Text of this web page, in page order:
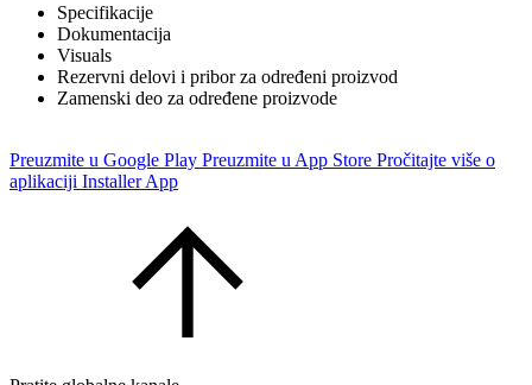
Specifikacije
Dokumentacija
Visuals
Rezervni delovi i pribor za određeni proizvod
Zamenski deo za određene proizvode
Preuzmite u Google Play Preuzmite u App Store Pročitajte više o
aplikaciji Installer App